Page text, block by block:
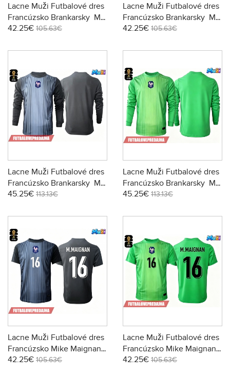
Lacne Muži Futbalové dres
Francúzsko Brankarsky MS
2026 Krátky Rukáv -
42.25€ 105.63€
Lacne Muži Futbalové dres
Francúzsko Brankarsky MS
2026 Krátky Rukáv - Preč
42.25€ 105.63€
Lacne Muži Futbalové dres
Francúzsko Brankarsky MS
2026 Dlhy Rukáv - Domáci
45.25€ 113.13€
Lacne Muži Futbalové dres
Francúzsko Brankarsky MS
2026 Dlhy Rukáv - Preč
45.25€ 113.13€
Lacne Muži Futbalové dres
Francúzsko Mike Maignan
#16 Brankarsky MS 2026
42.25€ 105.63€
Lacne Muži Futbalové dres
Francúzsko Mike Maignan
#16 Brankarsky MS 2026
42.25€ 105.63€